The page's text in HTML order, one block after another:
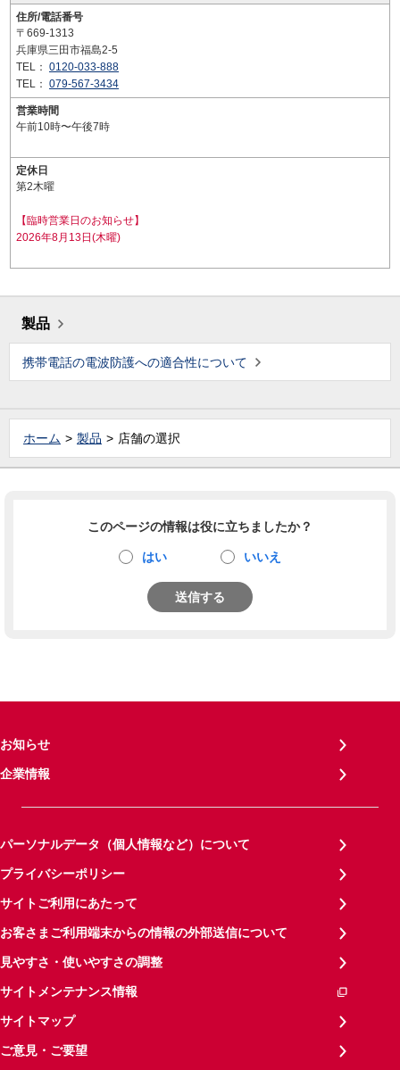
住所/電話番号
〒669-1313
兵庫県三田市福島2-5
TEL： 0120-033-888
TEL： 079-567-3434
営業時間
午前10時〜午後7時
定休日
第2木曜
【臨時営業日のお知らせ】
2026年8月13日(木曜)
製品
携帯電話の電波防護への適合性について
ホーム 製品 店舗の選択
このページの情報は役に立ちましたか？
はい いいえ
送信する
お知らせ
企業情報
パーソナルデータ（個人情報など）について
プライバシーポリシー
サイトご利用にあたって
お客さまご利用端末からの情報の外部送信について
見やすさ・使いやすさの調整
サイトメンテナンス情報
サイトマップ
ご意見・ご要望